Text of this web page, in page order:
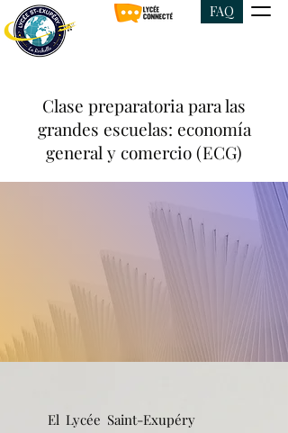
FAQ
Clase preparatoria para las
grandes escuelas: economía
general y comercio (ECG)
El Lycée Saint-Exupéry